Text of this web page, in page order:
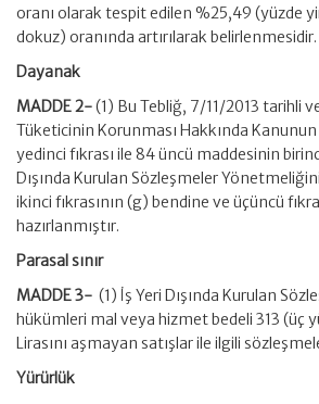
oranı olarak tespit edilen %25,49 (yüzde
dokuz) oranında artırılarak belirlenmesidir.
Dayanak
MADDE 2-(1) Bu Tebliğ, 7/11/2013 tarihli
Tüketicinin Korunması Hakkında
yedinci fıkrası ile 84 üncü maddesinin
Dışında Kurulan Sözleşmeler
ikinci fıkrasının (g) bendine ve üçüncü
hazırlanmıştır.
Parasal sınır
MADDE 3- (1) İş Yeri Dışında Kurulan
hükümleri mal veya hizmet bedeli 313 (üç
Lirasını aşmayan satışlar ile ilgili
Yürürlük